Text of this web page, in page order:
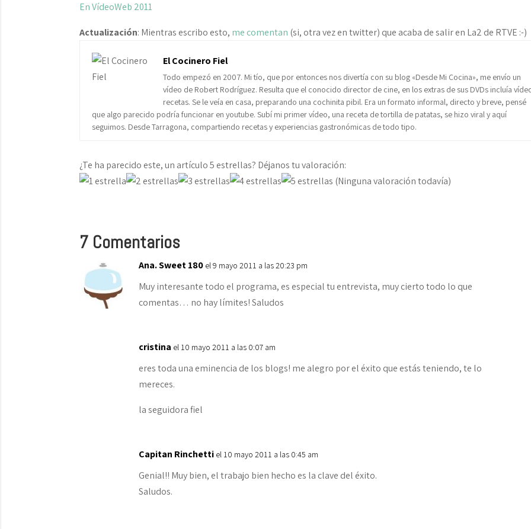
En VídeoWeb 2011
Actualización: Mientras escribo esto, me comentan (si, otra vez en twitter) que acaba de salir en La2 de RTVE :-)
El Cocinero Fiel
Todo empezó en 2007. Mi tío, que por entonces nos divertía con su blog «Desde Mi Cocina», me envío un
vídeo de Robert Rodríguez. Resulta que el conocido director de cine, en los extras de sus DVDs incluía
recetas. Se le veía en casa, preparando una cochinita pibil. Era un formato informal, directo y breve, pensé
que algo parecido podría funcionar en youtube. Subí mi primer vídeo, una receta de tortilla de patatas, se hizo viral y aquí
seguimos. Desde Tarragona, compartiendo recetas y experiencias gastronómicas de todo tipo.
¿Te ha parecido este, un artículo 5 estrellas? Déjanos tu valoración:
(Ninguna valoración todavía)
7 Comentarios
Ana. Sweet 180 el 9 mayo 2011 a las 20:23 pm
Muy interesante todo el programa, es especial tu entrevista, muy cierto todo lo que
comentas… no hay límites! Saludos
cristina el 10 mayo 2011 a las 0:07 am
eres toda una eminencia de los blogs! me alegro por el éxito que estás teniendo, te lo
mereces.
la seguidora fiel
Capitan Rinchetti el 10 mayo 2011 a las 0:45 am
Genial!! Muy bien, el trabajo bien hecho es la clave del éxito.
Saludos.